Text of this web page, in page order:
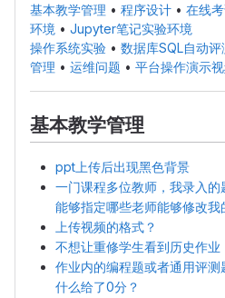
基本教学管理 • 程序设计 • 在线
环境 • Jupyter笔记实验环境
操作系统实验 • 数据库SQL自动评
管理 • 运维问题 • 平台操作演示
基本教学管理
ppt上传后出现黑色背景
一门课程多位教师，我录入
能够指定哪些老师能够修改我
上传视频的格式？
不想让重修学生看到历史作业
作业内的编程题或者通用评
什么给了0分？